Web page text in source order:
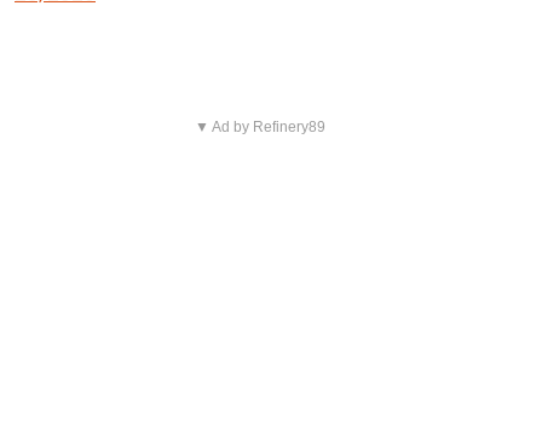
▼ Ad by Refinery89